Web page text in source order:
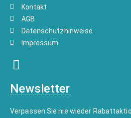
Kontakt
AGB
Datenschutzhinweise
Impressum
Newsletter
Verpassen Sie nie wieder